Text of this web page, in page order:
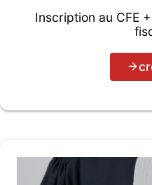
Inscription au CFE